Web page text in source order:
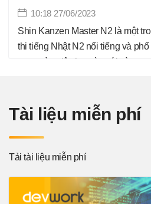
10:18 27/06/2023
Shin Kanzen Master N2 là một
thi tiếng Nhật N2 nổi tiếng và
trung vào việc học từ mới và
Shin Kanzen Master N2.
Tài liệu miễn phí
Tải tài liệu miễn phí